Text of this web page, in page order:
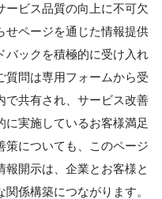
ービス品質の向上に不可欠
せページを通じた情報提供
バックを積極的に受け入れ
質問は専用フォームから受
で共有され、サービス改善
に実施しているお客様満足
策についても、このページ
開示は、企業とお客様と
係構築につながります。